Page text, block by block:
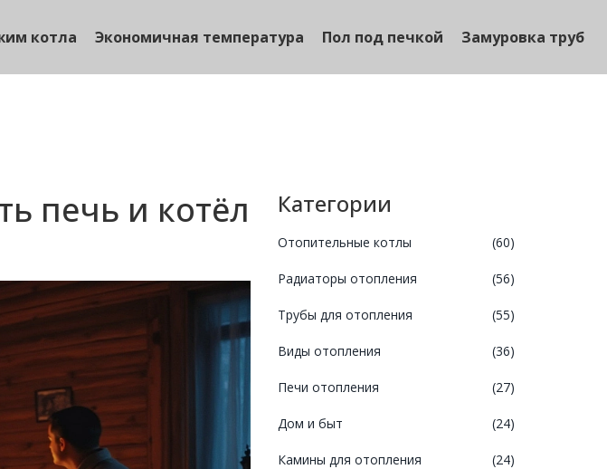
котла Экономичная температура Пол под печкой Замуровка труб
печь и котёл Категории
Отопительные котлы (60)
Радиаторы отопления (56)
Трубы для отопления (55)
Виды отопления (36)
Печи отопления (27)
Дом и быт (24)
Камины для отопления (24)